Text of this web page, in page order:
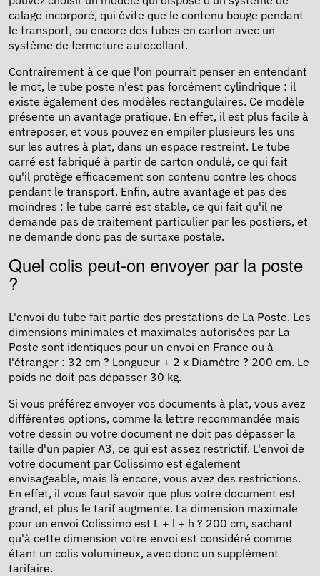
calage incorporé, qui évite que le contenu bouge pendant
le transport, ou encore des tubes en carton avec un
système de fermeture autocollant.
Contrairement à ce que l'on pourrait penser en entendant
le mot, le tube poste n'est pas forcément cylindrique : il
existe également des modèles rectangulaires. Ce modèle
présente un avantage pratique. En effet, il est plus facile à
entreposer, et vous pouvez en empiler plusieurs les uns
sur les autres à plat, dans un espace restreint. Le tube
carré est fabriqué à partir de carton ondulé, ce qui fait
qu'il protège efficacement son contenu contre les chocs
pendant le transport. Enfin, autre avantage et pas des
moindres : le tube carré est stable, ce qui fait qu'il ne
demande pas de traitement particulier par les postiers, et
ne demande donc pas de surtaxe postale.
Quel colis peut-on envoyer par la poste
?
L'envoi du tube fait partie des prestations de La Poste. Les
dimensions minimales et maximales autorisées par La
Poste sont identiques pour un envoi en France ou à
l'étranger : 32 cm ? Longueur + 2 x Diamètre ? 200 cm. Le
poids ne doit pas dépasser 30 kg.
Si vous préférez envoyer vos documents à plat, vous avez
différentes options, comme la lettre recommandée mais
votre dessin ou votre document ne doit pas dépasser la
taille d'un papier A3, ce qui est assez restrictif. L'envoi de
votre document par Colissimo est également
envisageable, mais là encore, vous avez des restrictions.
En effet, il vous faut savoir que plus votre document est
grand, et plus le tarif augmente. La dimension maximale
pour un envoi Colissimo est L + l + h ? 200 cm, sachant
qu'à cette dimension votre envoi est considéré comme
étant un colis volumineux, avec donc un supplément
tarifaire.